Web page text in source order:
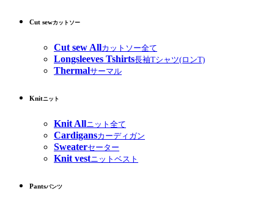
Cut sewカットソー
Cut sew Allカットソー全て
Longsleeves Tshirts長袖Tシャツ(ロンT)
Thermalサーマル
Knitニット
Knit Allニット全て
Cardigansカーディガン
Sweaterセーター
Knit vestニットベスト
Pantsパンツ